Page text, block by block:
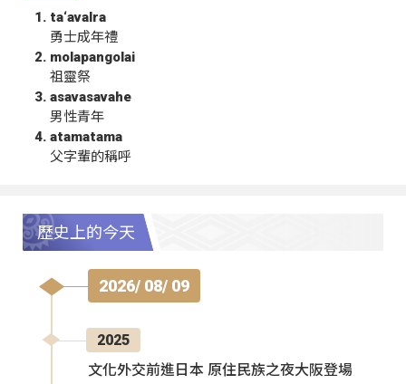
ta‘avalra
勇士成年禮
molapangolai
祖靈祭
asavasavahe
男性青年
atamatama
父字輩的稱呼
歷史上的今天
2026/ 08/ 09
2025
文化外交前進日本 原住民族之夜大阪登場